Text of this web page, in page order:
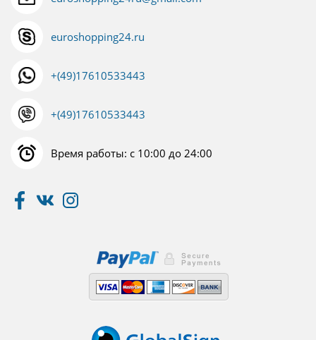
euroshopping24.ru
+(49)17610533443
+(49)17610533443
Время работы: с 10:00 до 24:00